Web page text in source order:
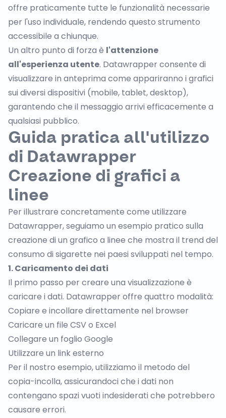
offre praticamente tutte le funzionalità necessarie
per l'uso individuale, rendendo questo strumento
accessibile a chiunque.
Un altro punto di forza è l'attenzione
all'esperienza utente. Datawrapper consente di
visualizzare in anteprima come appariranno i grafici
sui diversi dispositivi (mobile, tablet, desktop),
garantendo che il messaggio arrivi efficacemente a
qualsiasi pubblico.
Guida pratica all'utilizzo
di Datawrapper
Creazione di grafici a
linee
Per illustrare concretamente come utilizzare
Datawrapper, seguiamo un esempio pratico sulla
creazione di un grafico a linee che mostra il trend del
consumo di sigarette nei paesi sviluppati nel tempo.
1. Caricamento dei dati
Il primo passo per creare una visualizzazione è
caricare i dati. Datawrapper offre quattro modalità:
Copiare e incollare direttamente nel browser
Caricare un file CSV o Excel
Collegare un foglio Google
Utilizzare un link esterno
Per il nostro esempio, utilizziamo il metodo del
copia-incolla, assicurandoci che i dati non
contengano spazi vuoti indesiderati che potrebbero
causare errori.